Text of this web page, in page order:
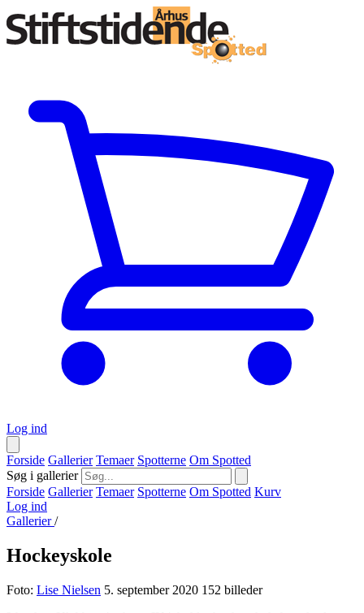
Log ind
Forside Gallerier Temaer Spotterne Om Spotted
Søg i gallerier
Forside Gallerier Temaer Spotterne Om Spotted Kurv
Log ind
Gallerier/
Hockeyskole
Foto: Lise Nielsen 5. september 2020 152 billeder